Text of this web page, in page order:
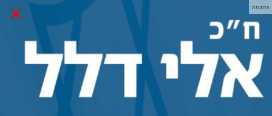
× פרסומת